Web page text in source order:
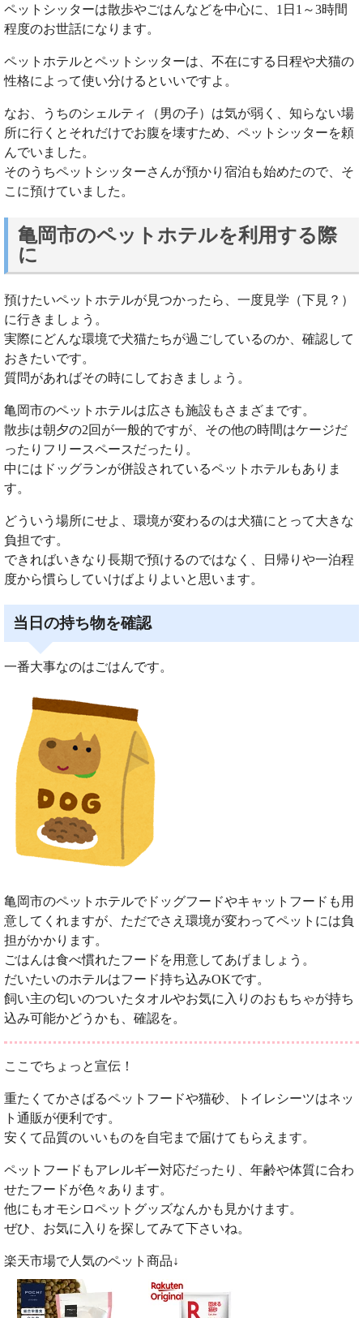
ペットシッターは散歩やごはんなどを中心に、1日1～3時間
程度のお世話になります。
ペットホテルとペットシッターは、不在にする日程や犬猫の
性格によって使い分けるといいですよ。
なお、うちのシェルティ（男の子）は気が弱く、知らない場
所に行くとそれだけでお腹を壊すため、ペットシッターを頼
んでいました。
そのうちペットシッターさんが預かり宿泊も始めたので、そ
こに預けていました。
亀岡市のペットホテルを利用する際
に
預けたいペットホテルが見つかったら、一度見学（下見？）
に行きましょう。
実際にどんな環境で犬猫たちが過ごしているのか、確認して
おきたいです。
質問があればその時にしておきましょう。
亀岡市のペットホテルは広さも施設もさまざまです。
散歩は朝夕の2回が一般的ですが、その他の時間はケージだ
ったりフリースペースだったり。
中にはドッグランが併設されているペットホテルもありま
す。
どういう場所にせよ、環境が変わるのは犬猫にとって大きな
負担です。
できればいきなり長期で預けるのではなく、日帰りや一泊程
度から慣らしていけばよりよいと思います。
当日の持ち物を確認
一番大事なのはごはんです。
亀岡市のペットホテルでドッグフードやキャットフードも用
意してくれますが、ただでさえ環境が変わってペットには負
担がかかります。
ごはんは食べ慣れたフードを用意してあげましょう。
だいたいのホテルはフード持ち込みOKです。
飼い主の匂いのついたタオルやお気に入りのおもちゃが持ち
込み可能かどうかも、確認を。
ここでちょっと宣伝！
重たくてかさばるペットフードや猫砂、トイレシーツはネッ
ト通販が便利です。
安くて品質のいいものを自宅まで届けてもらえます。
ペットフードもアレルギー対応だったり、年齢や体質に合わ
せたフードが色々あります。
他にもオモシロペットグッズなんかも見かけます。
ぜひ、お気に入りを探してみて下さいね。
楽天市場で人気のペット商品↓